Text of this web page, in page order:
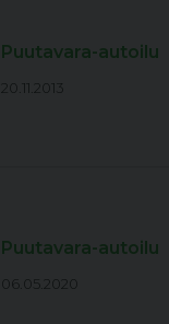
Puutavara-autoilu
20.11.2013
Puutavara-autoilu
06.05.2020